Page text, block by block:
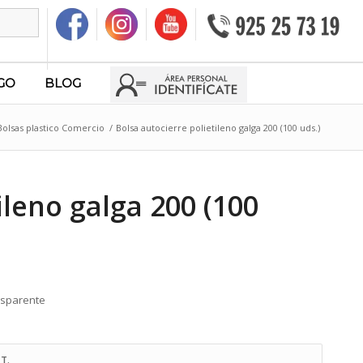
BLOG
plastico Comercio / Bolsa autocierre polietileno galga 200 (100 uds.)
galga 200 (100